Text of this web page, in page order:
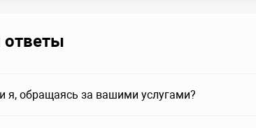
я, обращаясь за вашими услугами?